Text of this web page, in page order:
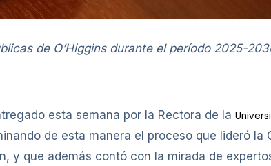
de O’Higgins durante el período 2025-
esta semana por la Rectora de la
de esta manera el proceso que lideró la
y que además contó con la mirada de